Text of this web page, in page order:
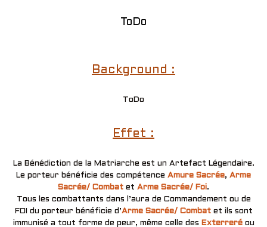
ToDo
Background :
ToDo
Effet :
La Bénédiction de la Matriarche est un Artefact Légendaire.
Le porteur bénéficie des compétence Amure Sacrée, Arme
Sacrée/ Combat et Arme Sacrée/ Foi.
Tous les combattants dans l’aura de Commandement ou de
FOI du porteur bénéficie d’Arme Sacrée/ Combatet ils sont
immunisé a tout forme de peur, même celle des Exterreréou